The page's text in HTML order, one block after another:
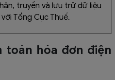
truyền và lưu trữ dữ liệu
Tổng Cục Thuế.
toán hóa đơn điện